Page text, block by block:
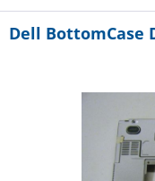
Dell BottomCase